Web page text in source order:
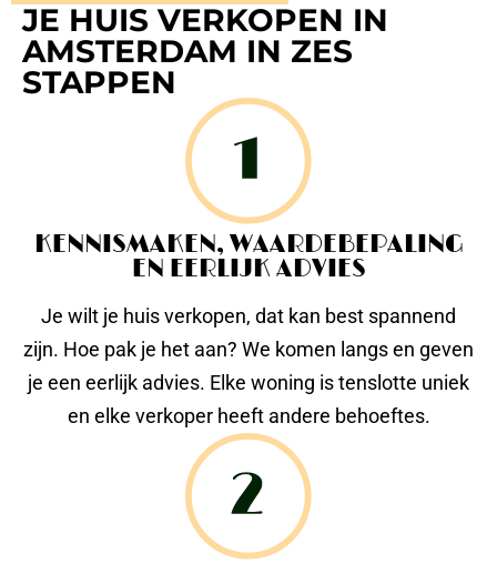
JE HUIS VERKOPEN IN
AMSTERDAM IN ZES
STAPPEN
KENNISMAKEN, WAARDEBEPALING
EN EERLIJK ADVIES
Je wilt je huis verkopen, dat kan best spannend
zijn. Hoe pak je het aan? We komen langs en geven
je een eerlijk advies. Elke woning is tenslotte uniek
en elke verkoper heeft andere behoeftes.